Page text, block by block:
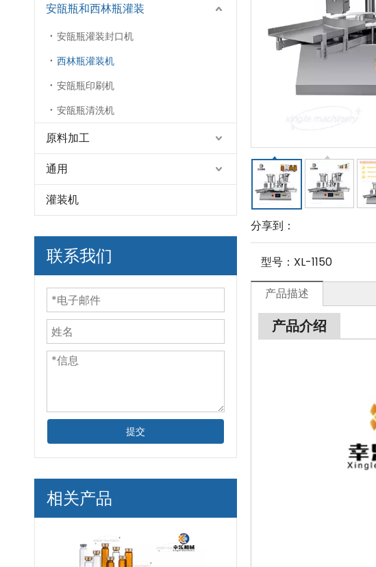
安瓿瓶和西林瓶灌装
安瓿瓶灌装封口机
西林瓶灌装机
安瓿瓶印刷机
安瓿瓶清洗机
原料加工
通用
灌装机
联系我们
提交
相关产品
分享到：
型号： XL-1150
产品描述
产品介绍